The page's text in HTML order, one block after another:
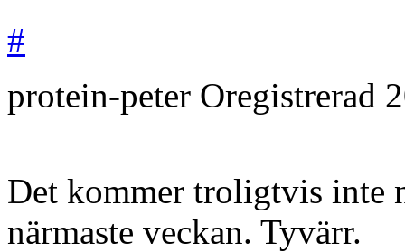
#
protein-peter Oregistrerad
Det kommer troligtvis inte
närmaste veckan. Tyvärr.